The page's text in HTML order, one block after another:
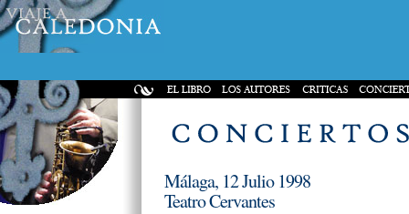
Málaga, 12 Julio 1998
Teatro Cervantes